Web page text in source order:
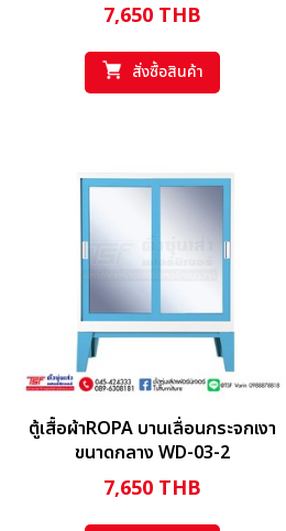
7,650 THB
สั่งซื้อสินค้า
ตู้เสื้อผ้าROPA บานเลื่อนกระจกเงา
ขนาดกลาง WD-03-2
7,650 THB